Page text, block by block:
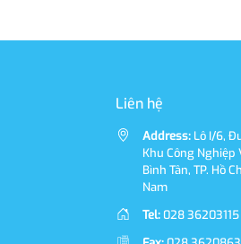
Liên hệ
Address: Lô I/6,
Khu Công Nghiệp
Bình Tân, TP. Hồ
Nam
Tel: 028 36203115